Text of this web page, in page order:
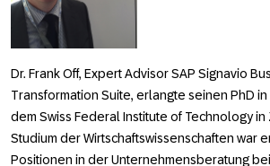
Dr. Frank Off, Expert Advisor SAP Signavio
Transformation Suite, erlangte seinen PhD
dem Swiss Federal Institute of Technology in
Studium der Wirtschaftswissenschaften war
Positionen in der Unternehmensberatung